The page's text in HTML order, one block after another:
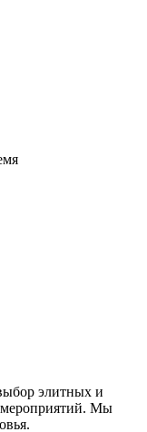
элитных и
мероприятий. Мы